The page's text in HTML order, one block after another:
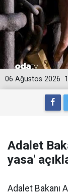
06 Ağustos 2026
Adalet
yasa'
Adalet Bakanı